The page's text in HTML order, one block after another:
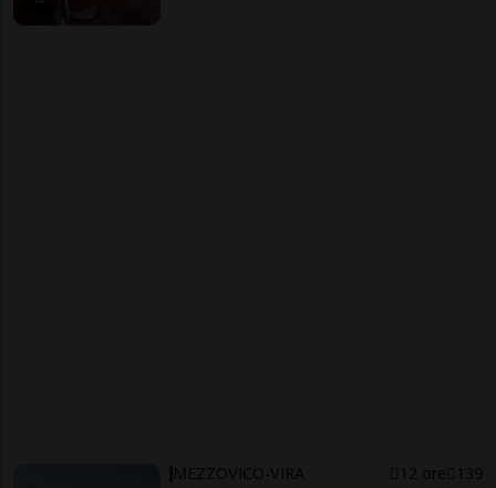
MEZZOVICO-VIRA 12 ore 139